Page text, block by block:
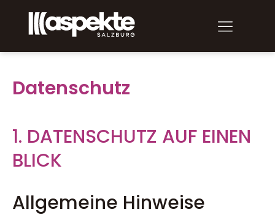
Datenschutz
1. DATENSCHUTZ AUF EINEN
BLICK
Allgemeine Hinweise